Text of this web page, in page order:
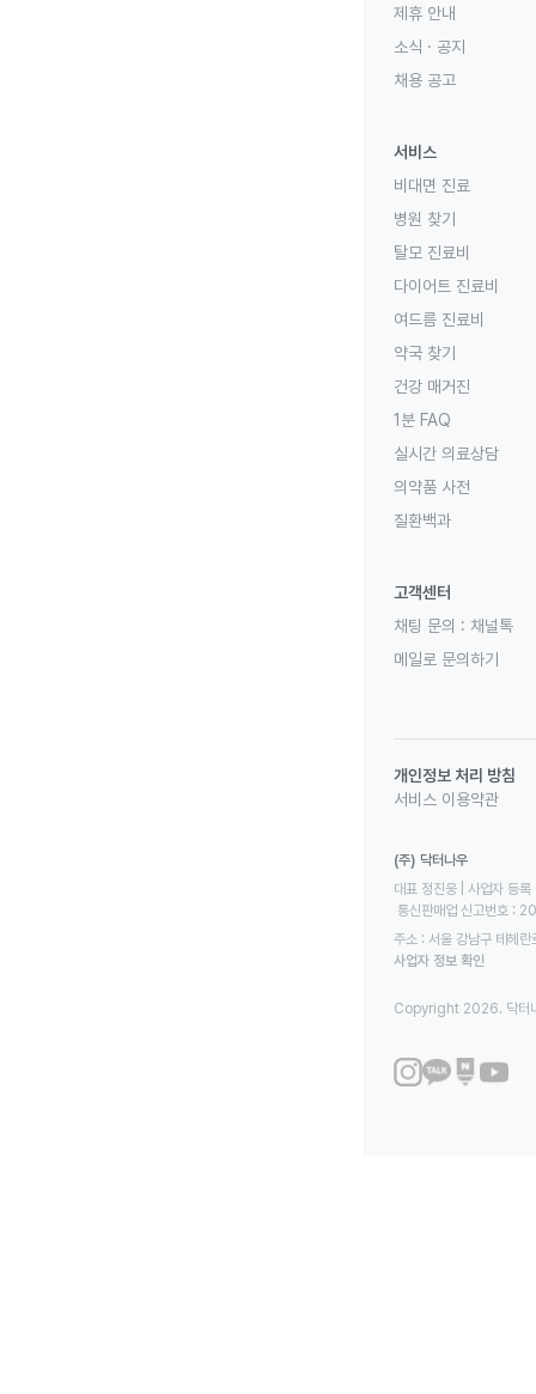
제휴 안내
소식 · 공지
채용 공고
서비스
비대면 진료
병원 찾기
탈모 진료비
다이어트 진료비
여드름 진료비
약국 찾기
건강 매거진
1분 FAQ
실시간 의료상담
의약품 사전
질환백과
고객센터
채팅 문의 : 채널톡
메일로 문의하기
개인정보 처리 방침
서비스 이용약관
(주) 닥터나우
대표 정진웅 | 사업자
통신판매업 신고번호
주소 : 서울 강남구 테헤
사업자 정보 확인
Copyright 2026. 닥터